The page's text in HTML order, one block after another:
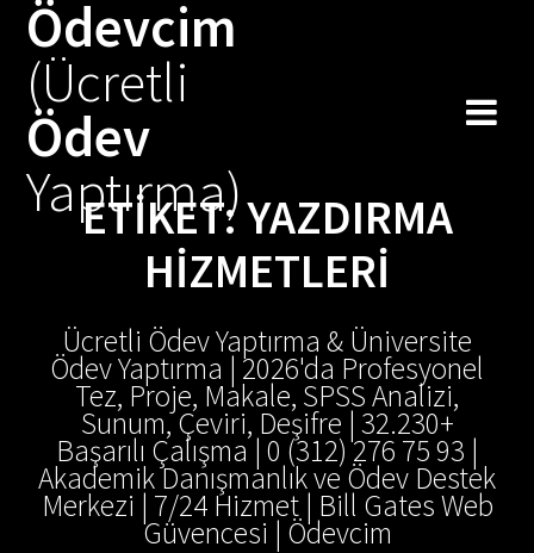
Ödevcim
(Ücretli
Ödev
Yaptırma)
ETIKET:YAZDIRMA
HIZMETLERI
Ücretli Ödev Yaptırma & Üniversite
Ödev Yaptırma | 2026'da Profesyonel
Tez, Proje, Makale, SPSS Analizi,
Sunum, Çeviri, Deşifre | 32.230+
Başarılı Çalışma | 0 (312) 276 75 93 |
Akademik Danışmanlık ve Ödev Destek
Merkezi | 7/24 Hizmet | Bill Gates Web
Güvencesi | Ödevcim